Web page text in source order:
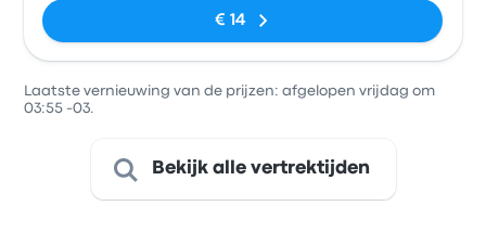
€ 14
Laatste vernieuwing van de prijzen: afgelopen vrijdag om
03:55 -03.
Bekijk alle vertrektijden